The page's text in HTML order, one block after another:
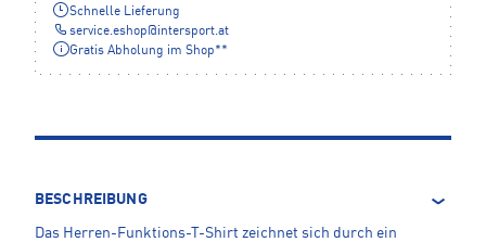
Schnelle Lieferung
service.eshop@intersport.at
Gratis Abholung im Shop**
BESCHREIBUNG
Das Herren-Funktions-T-Shirt zeichnet sich durch ein